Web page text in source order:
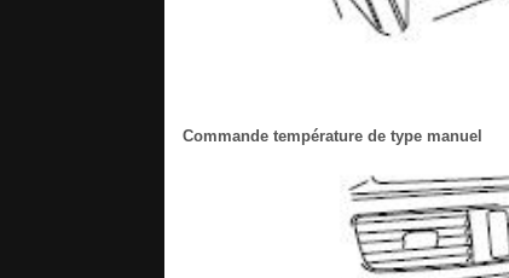
Commande température de type manuel